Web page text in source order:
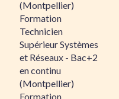
(Montpellier)
Formation
Technicien
Supérieur Systèmes
et Réseaux - Bac+2
en continu
(Montpellier)
Formation